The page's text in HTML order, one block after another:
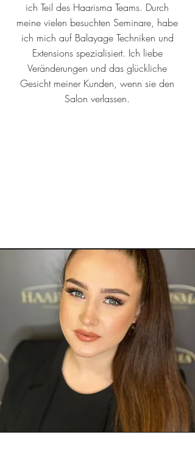
ich Teil des Haarisma Teams. Durch
meine vielen besuchten Seminare, habe
ich mich auf Balayage Techniken und
Extensions spezialisiert. Ich liebe
Veränderungen und das glückliche
Gesicht meiner Kunden, wenn sie den
Salon verlassen.